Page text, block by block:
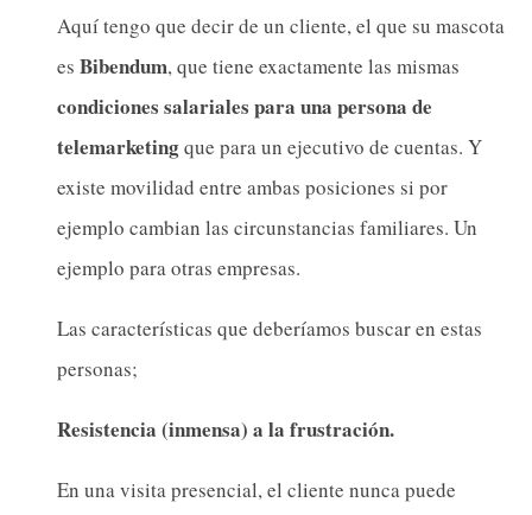
Aquí tengo que decir de un cliente, el que su mascota
es Bibendum, que tiene exactamente las mismas
condiciones salariales para una persona de
telemarketingque para un ejecutivo de cuentas. Y
existe movilidad entre ambas posiciones si por
ejemplo cambian las circunstancias familiares. Un
ejemplo para otras empresas.
Las características que deberíamos buscar en estas
personas;
Resistencia (inmensa) a la frustración.
En una visita presencial, el cliente nunca puede